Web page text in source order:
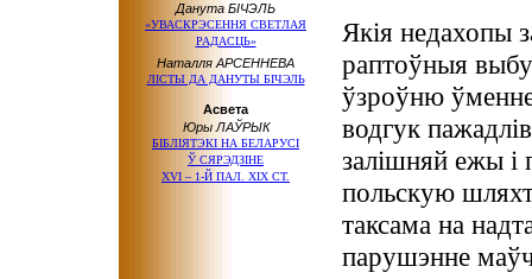
Данута БІЧЭЛЬ
«УВАСКРЭСЕННЯ СВЕТЛАЯ
РАДАСЦЬ»
Наталля АРСЕННЕВА
ЛІСТЫ ДА ДАНУТЫ БІЧЭЛЬ
Асвета
Юры ЛАЎРЫК
БIБЛIЯТЭКI НА БЕЛАРУСI
Ў СЯРЭДЗIНЕ
ХVI – 1-Й ПАЛ. ХIХ СТ.
Якія недахопы
раптоўныя
ўзроўню
водгук
залішняй ежы і
польскую
таксама на
парушэнне